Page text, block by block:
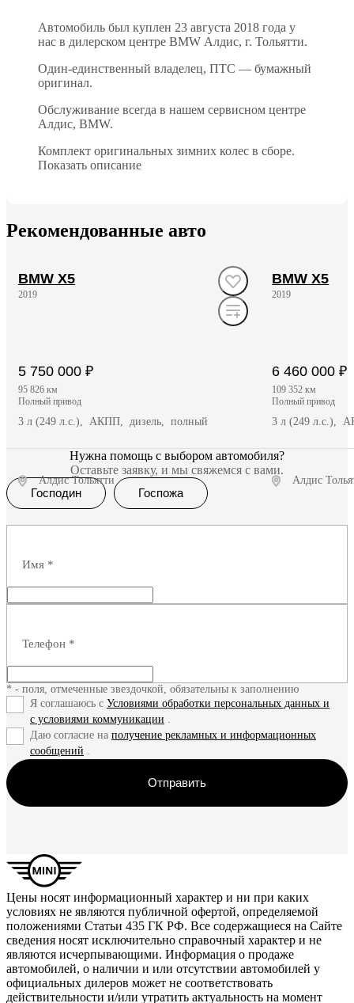
Автомобиль был куплен 23 августа 2018 года у
нас в дилерском центре BMW Алдис, г. Тольятти.
Один-единственный владелец, ПТС — бумажный
оригинал.
Обслуживание всегда в нашем сервисном центре
Алдис, BMW.
Комплект оригинальных зимних колес в сборе.
Показать описание
Рекомендованные авто
BMW X5
2019
5 750 000 ₽
95 826 км
полный привод
3 л (249 л.с.), АКПП, дизель, полный
Алдис Тольятти
Получить предложение
BMW X5
2019
6 460 000 ₽
109 352 км
полный привод
3 л (249 л.с.),
Алдис
Нужна помощь с выбором автомобиля?
Оставьте заявку, и мы свяжемся с вами.
Господин
Госпожа
Имя *
Телефон *
* - поля, отмеченные звездочкой, обязательны к заполнению
Я соглашаюсь с Условиями обработки персональных данных и
с условиями коммуникации .
Даю согласие на получение рекламных и информационных
сообщений .
Отправить
Цены носят информационный характер и ни при каких
условиях не являются публичной офертой, определяемой
положениями Статьи 435 ГК РФ. Все содержащиеся на Сайте
сведения носят исключительно справочный характер и не
являются исчерпывающими. Информация о продаже
автомобилей, о наличии и или отсутствии автомобилей у
официальных дилеров может не соответствовать
действительности и/или утратить актуальность на момент